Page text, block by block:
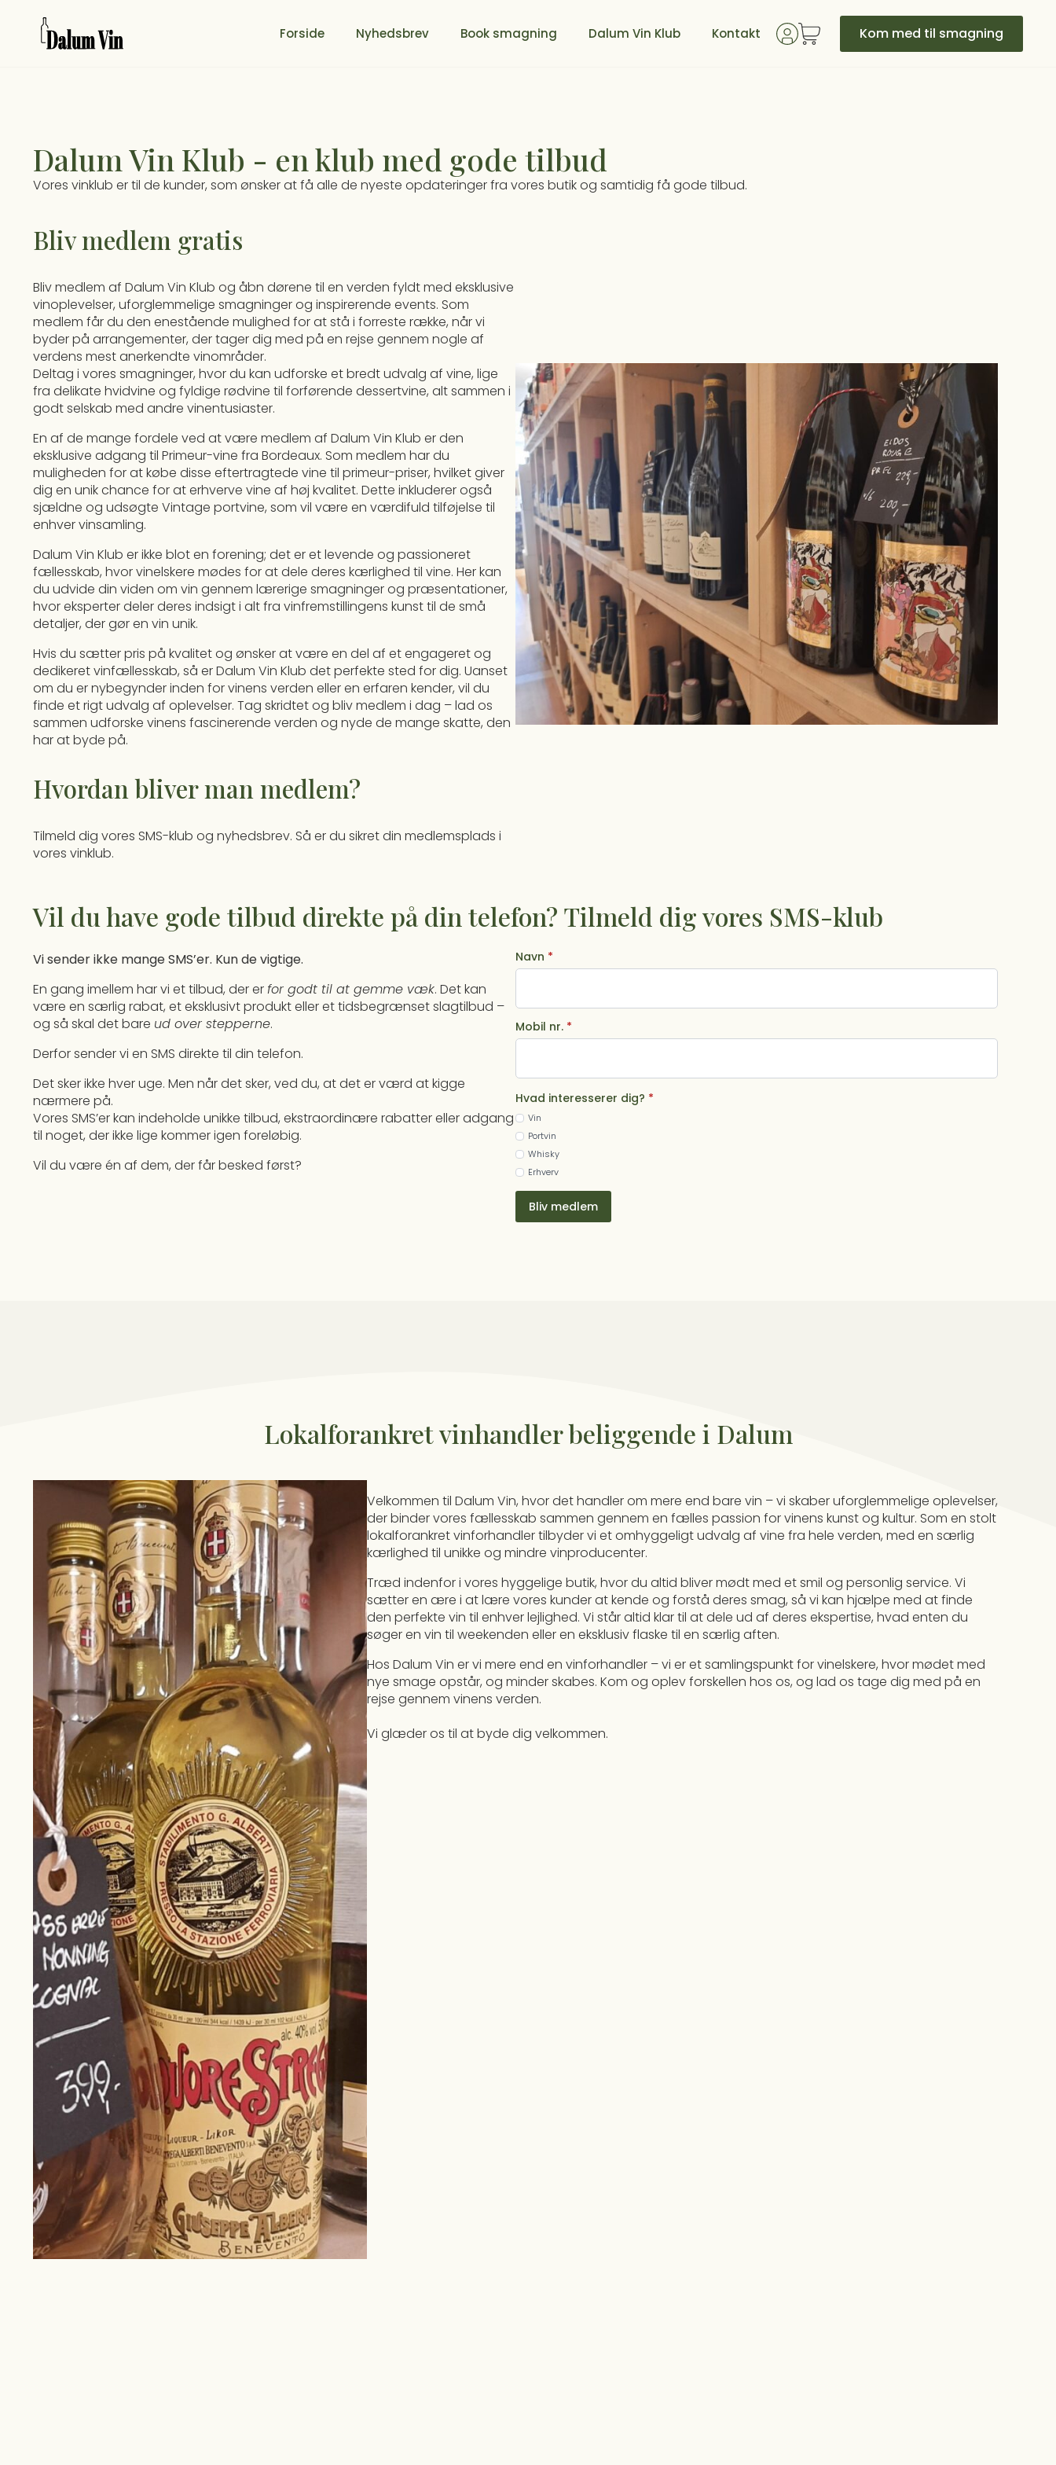
Forside Nyhedsbrev Book smagning Dalum Vin Klub Kontakt Kom med til smagning
Dalum Vin Klub - en klub med gode tilbud
Vores vinklub er til de kunder, som ønsker at få alle de nyeste opdateringer fra vores butik og samtidig få gode tilbud.
Bliv medlem gratis
Bliv medlem af Dalum Vin Klub og åbn dørene til en verden fyldt med eksklusive
vinoplevelser, uforglemmelige smagninger og inspirerende events. Som
medlem får du den enestående mulighed for at stå i forreste række, når vi
byder på arrangementer, der tager dig med på en rejse gennem nogle af
verdens mest anerkendte vinområder.
Deltag i vores smagninger, hvor du kan udforske et bredt udvalg af vine, lige
fra delikate hvidvine og fyldige rødvine til forførende dessertvine, alt sammen i
godt selskab med andre vinentusiaster.
En af de mange fordele ved at være medlem af Dalum Vin Klub er den
eksklusive adgang til Primeur-vine fra Bordeaux. Som medlem har du
muligheden for at købe disse eftertragtede vine til primeur-priser, hvilket giver
dig en unik chance for at erhverve vine af høj kvalitet. Dette inkluderer også
sjældne og udsøgte Vintage portvine, som vil være en værdifuld tilføjelse til
enhver vinsamling.
Dalum Vin Klub er ikke blot en forening; det er et levende og passioneret
fællesskab, hvor vinelskere mødes for at dele deres kærlighed til vine. Her kan
du udvide din viden om vin gennem lærerige smagninger og præsentationer,
hvor eksperter deler deres indsigt i alt fra vinfremstillingens kunst til de små
detaljer, der gør en vin unik.
Hvis du sætter pris på kvalitet og ønsker at være en del af et engageret og
dedikeret vinfællesskab, så er Dalum Vin Klub det perfekte sted for dig. Uanset
om du er nybegynder inden for vinens verden eller en erfaren kender, vil du
finde et rigt udvalg af oplevelser. Tag skridtet og bliv medlem i dag – lad os
sammen udforske vinens fascinerende verden og nyde de mange skatte, den
har at byde på.
Hvordan bliver man medlem?
Tilmeld dig vores SMS-klub og nyhedsbrev. Så er du sikret din medlemsplads i
vores vinklub.
Vil du have gode tilbud direkte på din telefon? Tilmeld dig vores SMS-klub
Vi sender ikke mange SMS’er. Kun de vigtige.
En gang imellem har vi et tilbud, der erfor godt til at gemme væk. Det kan
være en særlig rabat, et eksklusivt produkt eller et tidsbegrænset slagtilbud –
og så skal det bare ud over stepperne.
Derfor sender vi en SMS direkte til din telefon.
Det sker ikke hver uge. Men når det sker, ved du, at det er værd at kigge
nærmere på.
Vores SMS’er kan indeholde unikke tilbud, ekstraordinære rabatter eller adgang
til noget, der ikke lige kommer igen foreløbig.
Vil du være én af dem, der får besked først?
Navn *
Mobil nr. *
Hvad interesserer dig? *
Vin
Portvin
Whisky
Erhverv
Bliv medlem
Lokalforankret vinhandler beliggende i Dalum
Velkommen til Dalum Vin, hvor det handler om mere end bare vin – vi skaber uforglemmelige oplevelser,
der binder vores fællesskab sammen gennem en fælles passion for vinens kunst og kultur. Som en stolt
lokalforankret vinforhandler tilbyder vi et omhyggeligt udvalg af vine fra hele verden, med en særlig
kærlighed til unikke og mindre vinproducenter.
Træd indenfor i vores hyggelige butik, hvor du altid bliver mødt med et smil og personlig service. Vi
sætter en ære i at lære vores kunder at kende og forstå deres smag, så vi kan hjælpe med at finde
den perfekte vin til enhver lejlighed. Vi står altid klar til at dele ud af deres ekspertise, hvad enten du
søger en vin til weekenden eller en eksklusiv flaske til en særlig aften.
Hos Dalum Vin er vi mere end en vinforhandler – vi er et samlingspunkt for vinelskere, hvor mødet med
nye smage opstår, og minder skabes. Kom og oplev forskellen hos os, og lad os tage dig med på en
rejse gennem vinens verden.
Vi glæder os til at byde dig velkommen.